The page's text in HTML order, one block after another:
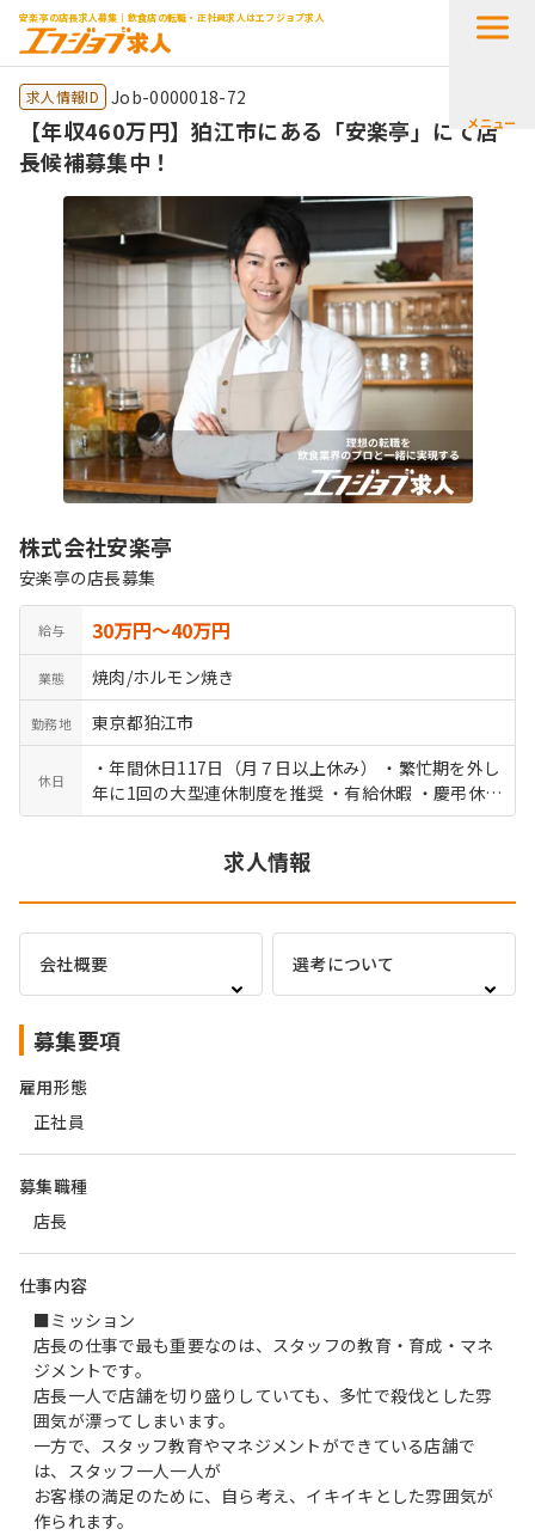
安楽亭の店長求人募集｜飲食店の転職・正社員求人はエフジョブ求人
メニュー
【年収460万円】狛江市にある「安楽亭」にて店
長候補募集中！
求人情報ID Job-0000018-72
株式会社安楽亭
安楽亭の店長募集
給与 30万円〜40万円
業態 焼肉/ホルモン焼き
勤務地 東京都狛江市
休日
・年間休日117日（月７日以上休み） ・繁忙期を外し
年に1回の大型連休制度を推奨 ・有給休暇 ・慶弔休暇
・介護休暇 ・産前産後休暇 ・育児休暇（取得実績多
求人情報
会社概要 選考について
募集要項
雇用形態
正社員
募集職種
店長
仕事内容
■ミッション
店長の仕事で最も重要なのは、スタッフの教育・育成・マネ
ジメントです。
店長一人で店舗を切り盛りしていても、多忙で殺伐とした雰
囲気が漂ってしまいます。
一方で、スタッフ教育やマネジメントができている店舗で
は、スタッフ一人一人が
お客様の満足のために、自ら考え、イキイキとした雰囲気が
作られます。